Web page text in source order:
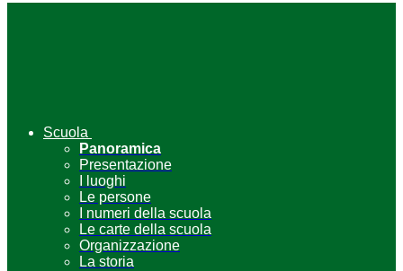
Scuola
Panoramica
Presentazione
I luoghi
Le persone
I numeri della scuola
Le carte della scuola
Organizzazione
La storia